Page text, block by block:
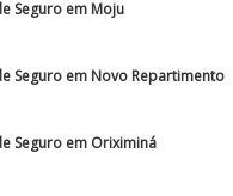
Seguro em Moju
Seguro em Novo Repartimento
Seguro em Oriximiná